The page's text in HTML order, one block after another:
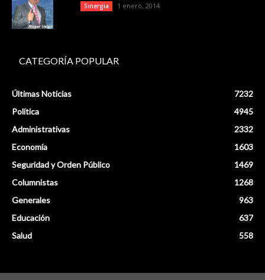
Sinergia 1 enero, 2014
CATEGORÍA POPULAR
Últimas Noticias
7232
Política
4945
Administrativas
2332
Economía
1603
Seguridad y Orden Público
1469
Columnistas
1268
Generales
963
Educación
637
Salud
558